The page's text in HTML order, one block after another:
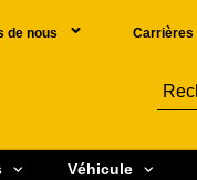
de nous Carrières
Véhicule